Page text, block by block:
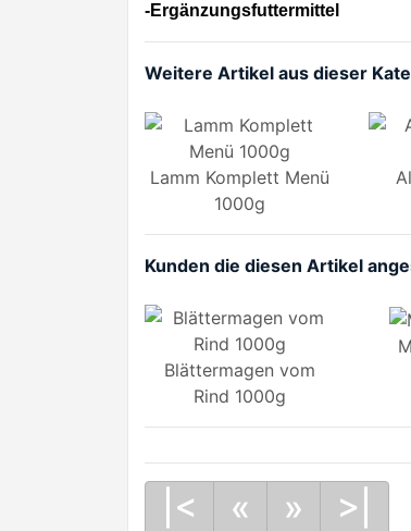
-Ergänzungsfuttermittel
Weitere Artikel aus dieser
Lamm Komplett Menü
1000g
Kunden die diesen Artikel
Blättermagen vom
Rind 1000g
|< « » >|